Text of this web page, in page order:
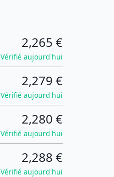
2,265 €
Vérifié aujourd'hui
2,279 €
Vérifié aujourd'hui
2,280 €
Vérifié aujourd'hui
2,288 €
Vérifié aujourd'hui